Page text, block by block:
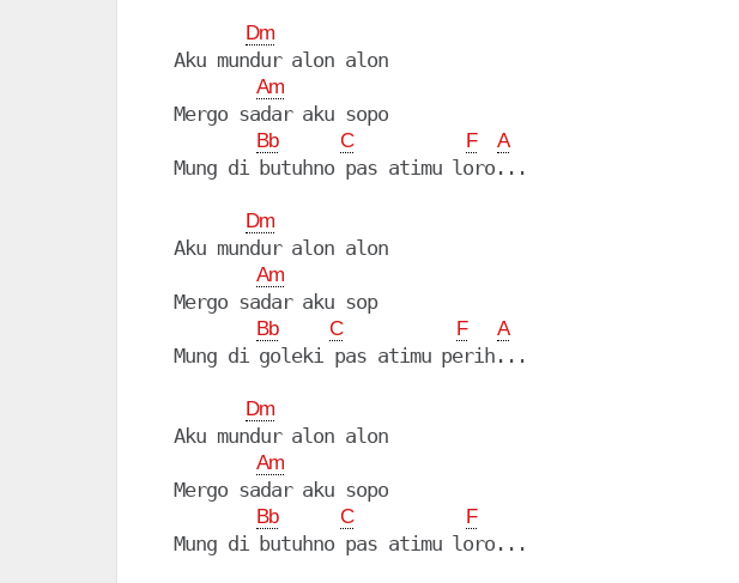
Dm
  Aku mundur alon alon
Am
  Mergo sadar aku sopo
Bb C F A
  Mung di butuhno pas atimu loro...
Dm
  Aku mundur alon alon
Am
  Mergo sadar aku sop
Bb C F A
  Mung di goleki pas atimu perih...
Dm
  Aku mundur alon alon
Am
  Mergo sadar aku sopo
Bb C F
  Mung di butuhno pas atimu loro...